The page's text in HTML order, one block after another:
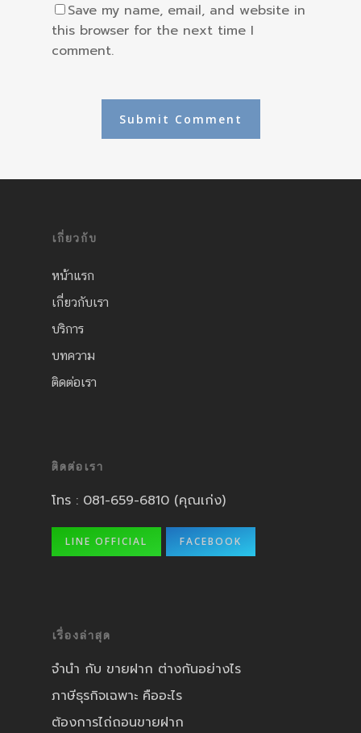
Save my name, email, and website in
this browser for the next time I
comment.
เกี่ยวกับ
หน้าแรก
เกี่ยวกับเรา
บริการ
บทความ
ติดต่อเรา
ติดต่อเรา
โทร : 081-659-6810 (คุณเก่ง)
LINE OFFICIAL FACEBOOK
เรื่องล่าสุด
จำนำ กับ ขายฝาก ต่างกันอย่างไร
ภาษีธุรกิจเฉพาะ คืออะไร
ต้องการไถ่ถอนขายฝาก